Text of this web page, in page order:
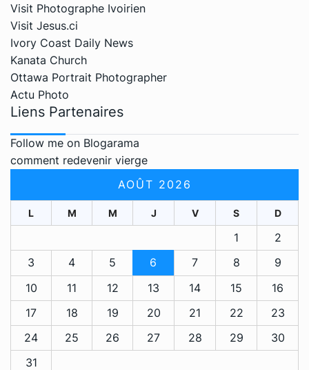
Visit Photographe Ivoirien
Visit Jesus.ci
Ivory Coast Daily News
Kanata Church
Ottawa Portrait Photographer
Actu Photo
Liens Partenaires
Follow me on Blogarama
comment redevenir vierge
AOÛT 2026
L M M J V S D
1
2
3
4 5 6 7 8
9
10
11 12 13 14 15
16
17
18 19 20 21 22
23
24
25 26 27 28 29
30
31